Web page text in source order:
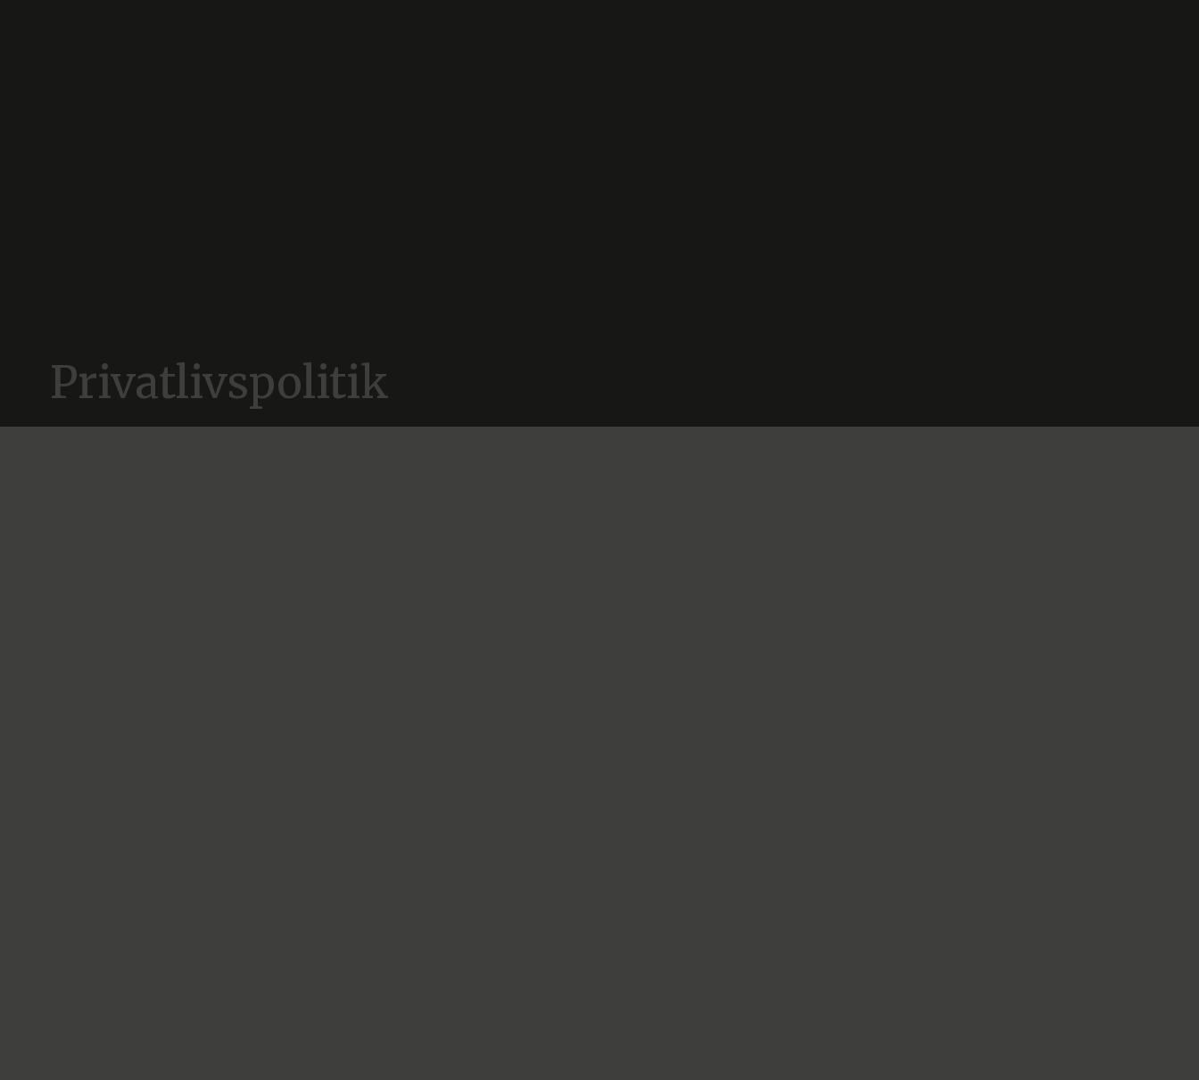
Privatlivspolitik